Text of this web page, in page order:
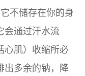
不储存在你的身
会通过汗水流
心肌）收缩所必
出多余的钠，降